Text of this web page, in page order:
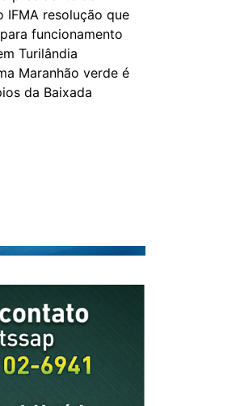
IFMA resolução que
funcionamento
Turilândia
Maranhão verde é
da Baixada